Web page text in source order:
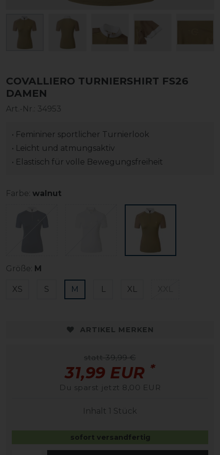
COVALLIERO TURNIERSHIRT FS26
DAMEN
Art.-Nr.: 34953
• Femininer sportlicher Turnierlook
• Leicht und atmungsaktiv
• Elastisch für volle Bewegungsfreiheit
Farbe: walnut
Größe: M
XS S M L XL
ARTIKEL MERKEN
statt 39,99 €
31,99 EUR *
Du sparst jetzt 8,00 EUR
Inhalt 1 Stück
sofort versandfertig